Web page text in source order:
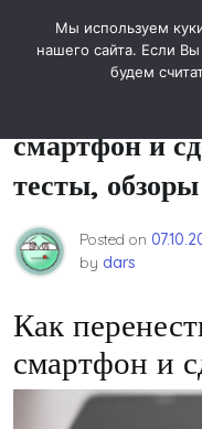
Как
смартфон и
тесты, обзоры
Posted on
by dars
Как
смартфон и
Мы используем
нашего сайта. Если
будем